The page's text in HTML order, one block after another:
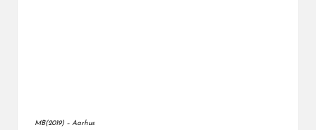
MB(2019) – Aarhus